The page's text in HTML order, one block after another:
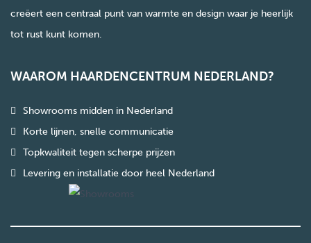
creëert een centraal punt van warmte en design waar je heerlijk
tot rust kunt komen.
WAAROM HAARDENCENTRUM NEDERLAND?
Showrooms midden in Nederland
Korte lijnen, snelle communicatie
Topkwaliteit tegen scherpe prijzen
Levering en installatie door heel Nederland